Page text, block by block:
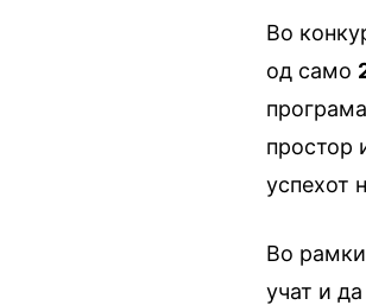
Во
од само
простор
успехот
Во
учат и